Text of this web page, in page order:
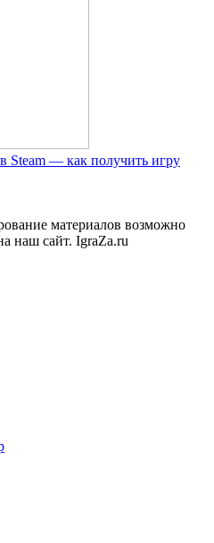
Steam — как получить игру
материалов возможно
наш сайт. IgraZa.ru